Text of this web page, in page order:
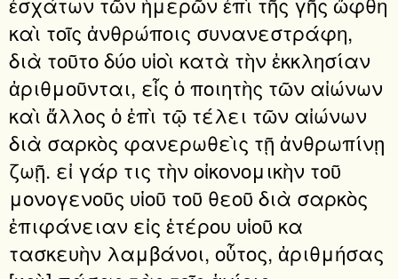
καὶ τοῖς ἀνθρώποις συνανεστράφη,
διὰ τοῦτο δύο υἱοὶ κατὰ τὴν ἐκκλησίαν
ἀριθμοῦνται, εἷς ὁ ποιητὴς τῶν αἰώνων
καὶ ἄλλος ὁ ἐπὶ τῷ τέλει τῶν αἰώνων
διὰ σαρκὸς φανερωθεὶς τῇ ἀνθρωπίνῃ
ζωῇ. εἰ γάρ τις τὴν οἰκονομικὴν τοῦ
μονογενοῦς υἱοῦ τοῦ θεοῦ διὰ σαρκὸς
ἐπιφάνειαν εἰς ἑτέρου υἱοῦ κα
τασκευὴν λαμβάνοι, οὗτος, ἀριθμήσας